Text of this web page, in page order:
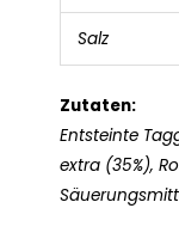
Salz
Zutaten:
Entsteinte
extra (35%),